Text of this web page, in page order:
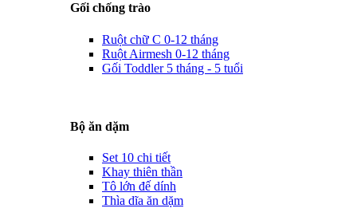
Gối chống trào
Ruột chữ C 0-12 tháng
Ruột Airmesh 0-12 tháng
Gối Toddler 5 tháng - 5 tuổi
Bộ ăn dặm
Set 10 chi tiết
Khay thiên thần
Tô lớn đế dính
Thìa dĩa ăn dặm